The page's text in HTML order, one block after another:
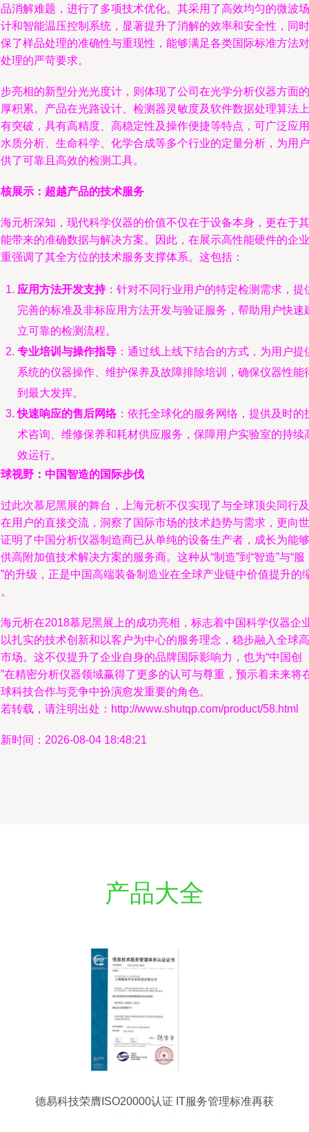
消解难题，进行了多项技术优化。其采用了高效均匀的微波场
和智能温压控制系统，显著提升了消解的效率和安全性，同时
了样品处理的准确性与重现性，能够满足各类国际标准方法对
理的严苛要求。
亮相的新型分光光度计，则体现了公司在光学分析仪器方面的
积累。产品在光路设计、检测器灵敏度及软件数据处理算法上
突破，具有高精度、高稳定性及操作便捷等特点，可广泛应用
质分析、生命科学、化学合成等多个行业的定量分析，为用户
了可靠且高效的检测工具。
展示：超越产品的技术服务
元析深知，现代科学仪器的价值不仅在于设备本身，更在于其
带来的准确数据与解决方案。因此，在展示高性能硬件的企业
强调了其全方位的技术服务支撑体系。这包括：
应用方法开发支持：针对不同行业用户的特定检测需求，提
完善的标准及非标应用方法开发与验证服务，帮助用户快速
立可靠的检测流程。
专业培训与操作指导 ：通过线上线下结合的方式，为用户提
系统的仪器操作、维护保养及故障排除培训，确保仪器性能
到最大发挥。
快速响应的售后网络：依托全球化的服务网络，提供及时的
术咨询、维修保养和耗材供应服务，保障用户实验室的持续
效运行。
视野：中国智造的国际步伐
此次慕尼黑展的舞台，上海元析不仅实现了与全球顶尖同行及
用户的直接交流，洞察了国际市场的技术趋势与需求，更向世
明了中国分析仪器制造商已从单纯的设备生产者，成长为能够
高附加值技术解决方案的服务商。这种从“制造”到“智造”与“服
的升级，正是中国高端装备制造业在全球产业链中价值提升的
元析在2018慕尼黑展上的成功亮相，标志着中国科学仪器企
扎实的技术创新和以客户为中心的服务理念，稳步融入全球高
场。这不仅提升了企业自身的品牌国际影响力，也为“中国创
在精密分析仪器领域赢得了更多的认可与尊重，预示着未来将
科技合作与竞争中扮演愈发重要的角色。
转载，请注明出处：http://www.shutqp.com/product/58.html
时间：2026-08-04 18:48:21
产品大全
德易科技荣膺ISO20000认证 IT服务管理标准再获